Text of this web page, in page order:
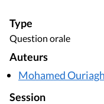
Type
Question orale
Auteurs
Mohamed
Session